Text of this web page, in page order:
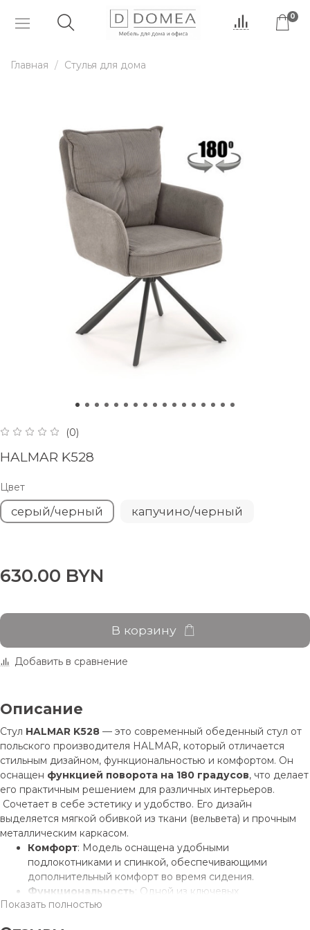
0
Главная Стулья для дома
(0)
HALMAR K528
Цвет
серый/черный капучино/черный
630.00 BYN
В корзину
Добавить в сравнение
Описание
Стул HALMAR K528 — это современный обеденный стул от
польского производителя HALMAR, который отличается
стильным дизайном, функциональностью и комфортом. Он
оснащен функцией поворота на 180 градусов, что делает
его практичным решением для различных интерьеров.
Сочетает в себе эстетику и удобство. Его дизайн
выделяется мягкой обивкой из ткани (вельвета) и прочным
металлическим каркасом.
Комфорт: Модель оснащена удобными
подлокотниками и спинкой, обеспечивающими
дополнительный комфорт во время сидения.
Функциональность: Одной из ключевых
особенностей является функция поворота сиденья на
Показать полностью